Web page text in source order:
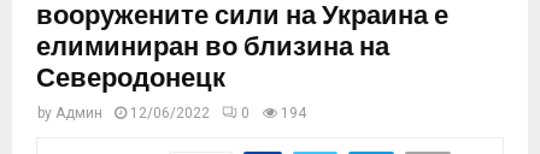
вооружените сили на Украина е
елиминиран во близина на
Северодонецк
by Админ 12/06/2022 0 194